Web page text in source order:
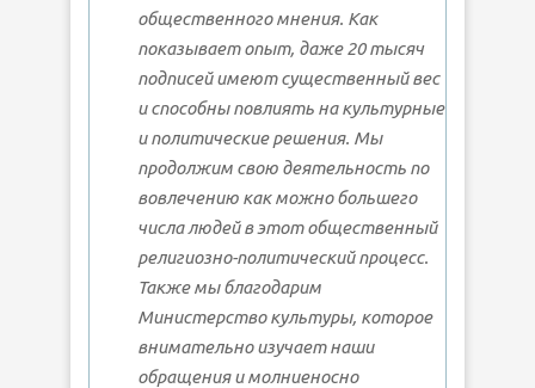
общественного мнения. Как
показывает опыт, даже 20 тысяч
подписей имеют существенный вес
и способны повлиять на культурные
и политические решения. Мы
продолжим свою деятельность по
вовлечению как можно большего
числа людей в этот общественный
религиозно-политический процесс.
Также мы благодарим
Министерство культуры, которое
внимательно изучает наши
обращения и молниеносно